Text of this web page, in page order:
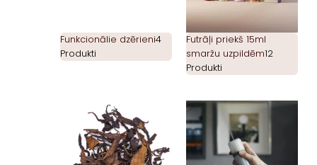
Funkcionālie dzērieni4
Produkti
Futrāļi priekš 15ml
smaržu uzpildēm12
Produkti